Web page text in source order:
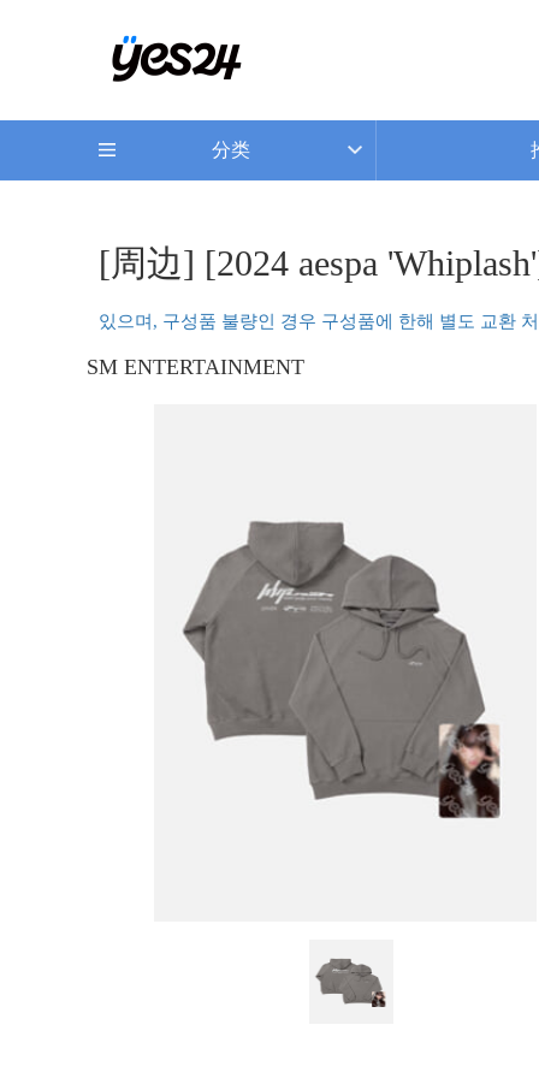
分类
[周边] [2024 aespa
있으며, 구성품 불량인 경우 구성품에 한해 별도 교환
SM ENTERTAINMENT